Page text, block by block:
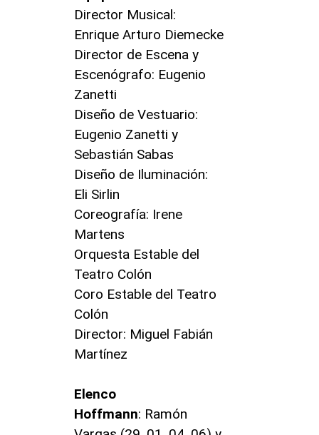
Director Musical:
Enrique Arturo Diemecke
Director de Escena y
Escenógrafo: Eugenio
Zanetti
Diseño de Vestuario:
Eugenio Zanetti y
Sebastián Sabas
Diseño de Iluminación:
Eli Sirlin
Coreografía: Irene
Martens
Orquesta Estable del
Teatro Colón
Coro Estable del Teatro
Colón
Director: Miguel Fabián
Martínez
Elenco
Hoffmann: Ramón